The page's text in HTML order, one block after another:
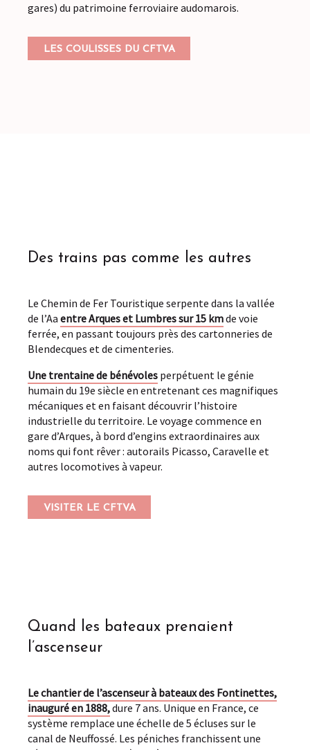
gares) du patrimoine ferroviaire audomarois.
LES COULISSES DU CFTVA
Des trains pas comme les autres
Le Chemin de Fer Touristique serpente dans la vallée
de l’Aa entre Arques et Lumbres sur 15 kmde voie
ferrée, en passant toujours près des cartonneries de
Blendecques et de cimenteries.
Une trentaine de bénévoles perpétuent le génie
humain du 19e siècle en entretenant ces magnifiques
mécaniques et en faisant découvrir l’histoire
industrielle du territoire. Le voyage commence en
gare d’Arques, à bord d’engins extraordinaires aux
noms qui font rêver : autorails Picasso, Caravelle et
autres locomotives à vapeur.
VISITER LE CFTVA
Quand les bateaux prenaient
l’ascenseur
Le chantier de l’ascenseur à bateaux des Fontinettes,
inauguré en 1888,dure 7 ans. Unique en France, ce
système remplace une échelle de 5 écluses sur le
canal de Neuffossé. Les péniches franchissent une